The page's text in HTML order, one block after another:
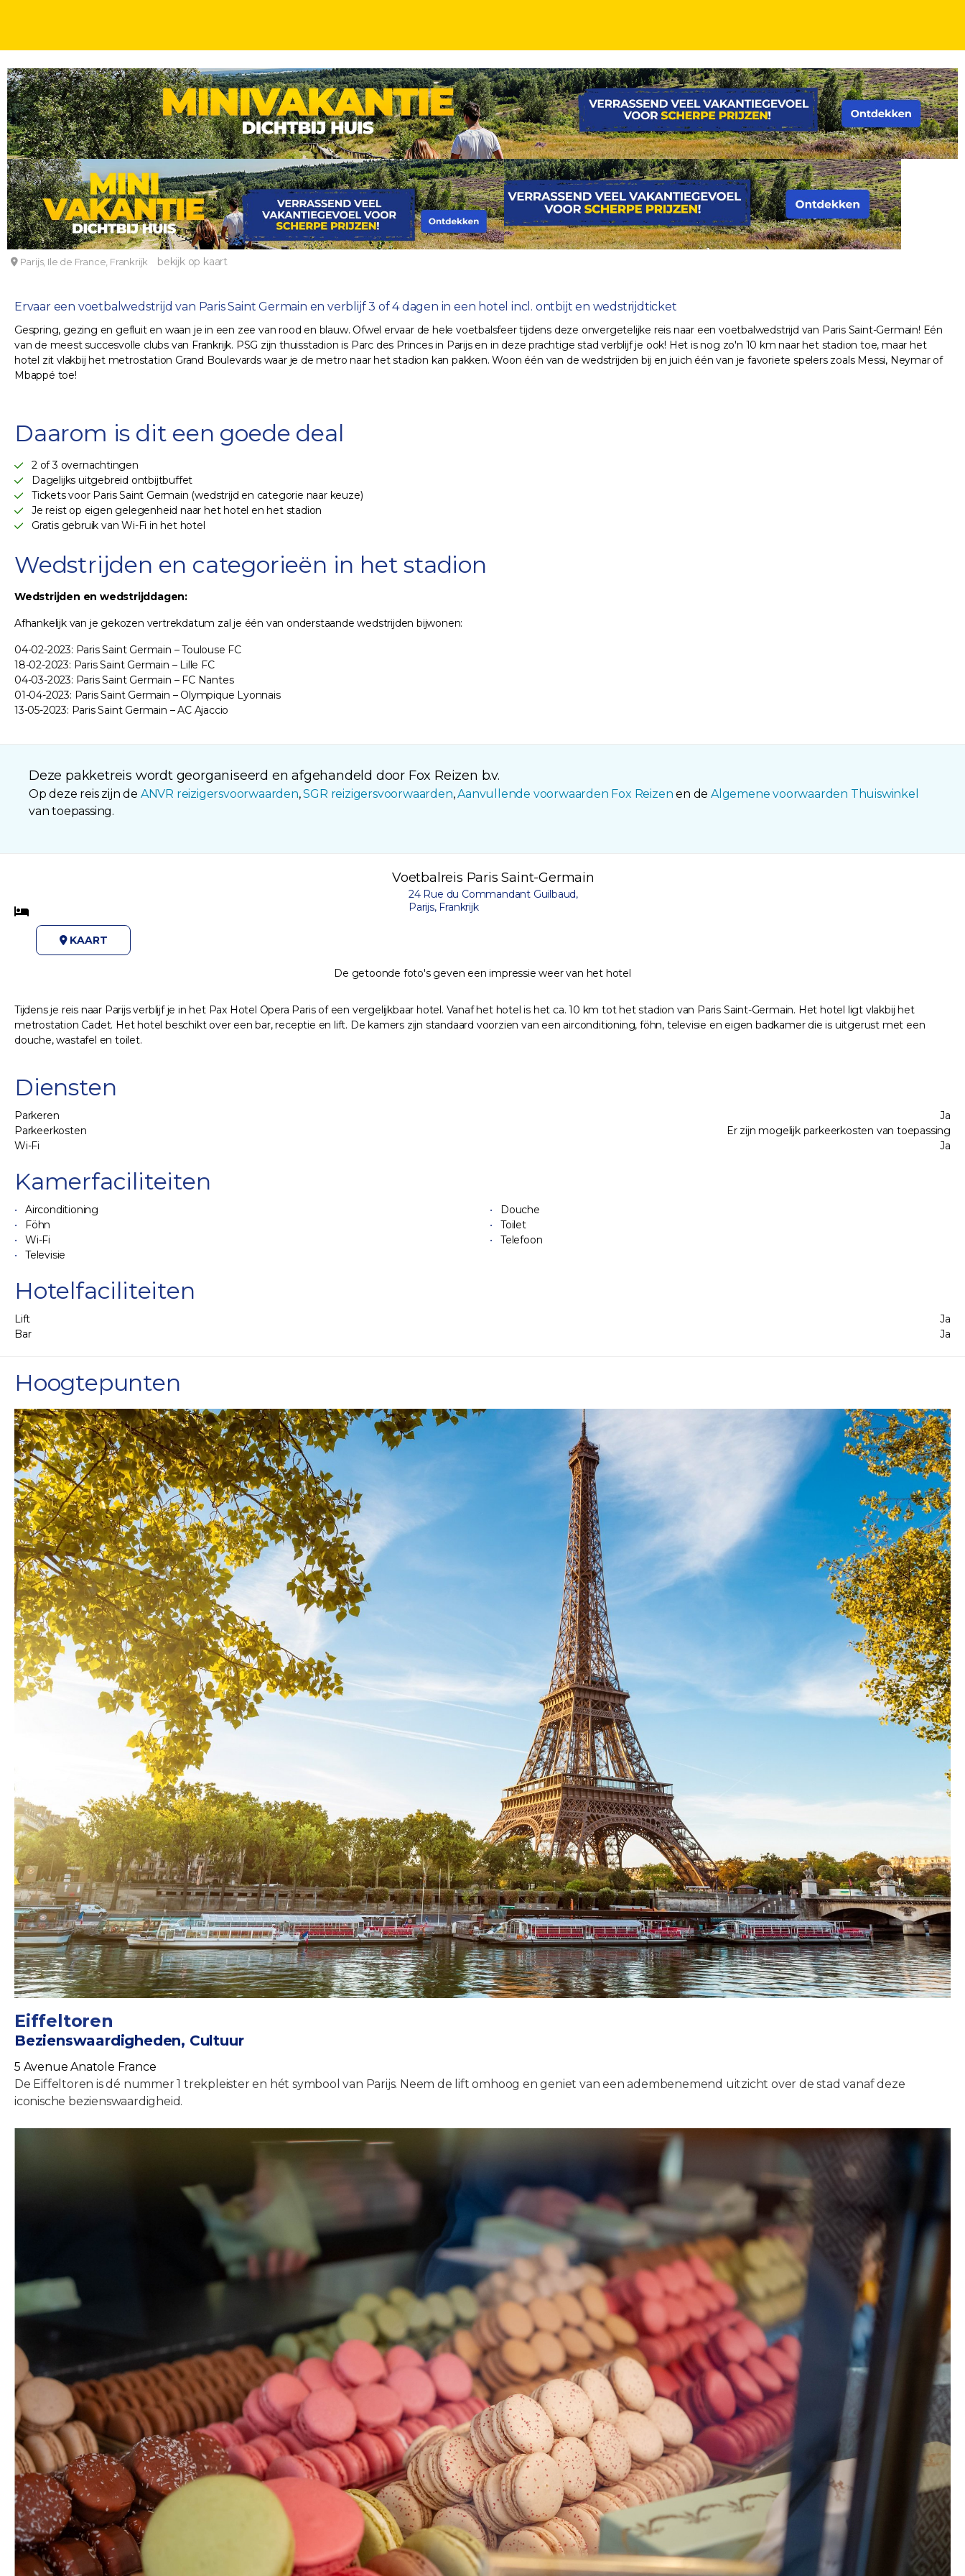
VOETBALDEALS DAGEN
Voetbalreis Paris Saint Germain incl. hotel, ontbijt en wedstrijdticket
Voetbalreis Paris Saint-Germain
Parijs, Ile de France, Frankrijk bekijk op kaart
Ervaar een voetbalwedstrijd van Paris Saint Germain en verblijf 3 of 4 dagen in een hotel incl. ontbijt en wedstrijdticket
Gespring, gezing en gefluit en waan je in een zee van rood en blauw. Ofwel ervaar de hele voetbalsfeer tijdens deze onvergetelijke reis naar een voetbalwedstrijd van Paris Saint-Germain! Eén
van de meest succesvolle clubs van Frankrijk. PSG zijn thuisstadion is Parc des Princes in Parijs en in deze prachtige stad verblijf je ook! Het is nog zo'n 10 km naar het stadion toe, maar het
hotel zit vlakbij het metrostation Grand Boulevards waar je de metro naar het stadion kan pakken. Woon één van de wedstrijden bij en juich één van je favoriete spelers zoals Messi, Neymar of
Mbappé toe!
Daarom is dit een goede deal
2 of 3 overnachtingen
Dagelijks uitgebreid ontbijtbuffet
Tickets voor Paris Saint Germain (wedstrijd en categorie naar keuze)
Je reist op eigen gelegenheid naar het hotel en het stadion
Gratis gebruik van Wi-Fi in het hotel
Wedstrijden en categorieën in het stadion
Wedstrijden en wedstrijddagen:
Afhankelijk van je gekozen vertrekdatum zal je één van onderstaande wedstrijden bijwonen:
04-02-2023: Paris Saint Germain – Toulouse FC
18-02-2023: Paris Saint Germain – Lille FC
04-03-2023: Paris Saint Germain – FC Nantes
01-04-2023: Paris Saint Germain – Olympique Lyonnais
13-05-2023: Paris Saint Germain – AC Ajaccio
Deze pakketreis wordt georganiseerd en afgehandeld door Fox Reizen b.v.
Op deze reis zijn de ANVR reizigersvoorwaarden,SGR reizigersvoorwaarden,Aanvullende voorwaarden Fox Reizen en deAlgemene voorwaarden Thuiswinkel
van toepassing.
Voetbalreis Paris Saint-Germain
24 Rue du Commandant Guilbaud,
Parijs, Frankrijk
KAART
De getoonde foto's geven een impressie weer van het hotel
Tijdens je reis naar Parijs verblijf je in het Pax Hotel Opera Paris of een vergelijkbaar hotel. Vanaf het hotel is het ca. 10 km tot het stadion van Paris Saint-Germain. Het hotel ligt vlakbij het
metrostation Cadet. Het hotel beschikt over een bar, receptie en lift. De kamers zijn standaard voorzien van een airconditioning, föhn, televisie en eigen badkamer die is uitgerust met een
douche, wastafel en toilet.
Diensten
Parkeren
Ja
Parkeerkosten
Er zijn mogelijk parkeerkosten van toepassing
Wi-Fi
Ja
Kamerfaciliteiten
Airconditioning
Douche
Föhn
Toilet
Wi-Fi
Telefoon
Televisie
Hotelfaciliteiten
Lift
Ja
Bar
Ja
Hoogtepunten
Eiffeltoren
Bezienswaardigheden, Cultuur
5 Avenue Anatole France
De Eiffeltoren is dé nummer 1 trekpleister en hét symbool van Parijs. Neem de lift omhoog en geniet van een adembenemend uitzicht over de stad vanaf deze
iconische bezienswaardigheid.